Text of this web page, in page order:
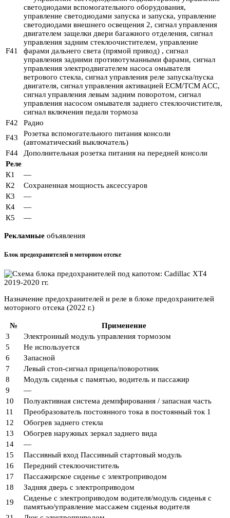
F41
светодиодами вспомогательного оборудования,
управление светодиодами запуска и запуска, управление
светодиодами внешнего освещения 2, сигнал управления
двигателем защелки двери багажного отделения, сигнал
управления задним стеклоочистителем, управление
фарами дальнего света (прямой привод) , сигнал
управления задними противотуманными фарами, сигнал
управления электродвигателем насоса омывателя
ветрового стекла, сигнал управления реле запуска/пуска
двигателя, сигнал управления активацией ECM/TCM ACC,
сигнал управления левым задним поворотом, сигнал
управления насосом омывателя заднего стеклоочистителя,
сигнал включения педали тормоза
F42
Радио
F43
Розетка вспомогательного питания консоли
(автоматический выключатель)
F44
Дополнительная розетка питания на передней консоли
Реле
К1
—
К2
Сохраненная мощность аксессуаров
К3
—
К4
—
К5
—
Рекламные объявления
Блок предохранителей в моторном отсеке
Назначение предохранителей и реле в блоке предохранителей
моторного отсека (2022 г.)
№
Применение
3
Электронный модуль управления тормозом
5
Не используется
6
Запасной
7
Левый стоп-сигнал прицепа/поворотник
8
Модуль сиденья с памятью, водитель и пассажир
9
—
10
Полуактивная система демпфирования / запасная часть
11
Преобразователь постоянного тока в постоянный ток 1
12
Обогрев заднего стекла
13
Обогрев наружных зеркал заднего вида
14
—
15
Пассивный вход Пассивный стартовый модуль
16
Передний стеклоочиститель
17
Пассажирское сиденье с электроприводом
18
Задняя дверь с электроприводом
19
Сиденье с электроприводом водителя/модуль сиденья с
памятью/управление массажем сиденья водителя